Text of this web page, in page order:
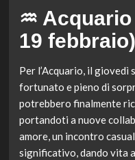
♒
19 febbraio)
Per l’Acquario, il giovedì
fortunato e pieno di
potrebbero finalmente
portandoti a nuove
amore, un incontro
significativo, dando vita